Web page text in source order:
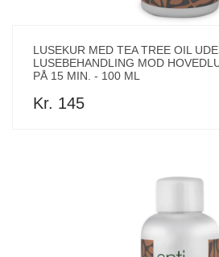
LUSEKUR MED TEA TREE OIL
LUSEBEHANDLING MOD
PÅ 15 MIN. - 100 ML
Kr. 145